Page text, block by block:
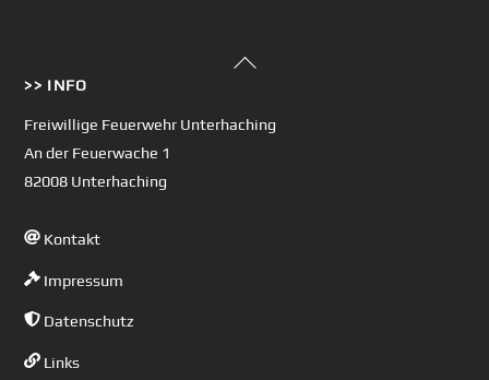
Back
>> INFO
Freiwillige Feuerwehr Unterhaching
An der Feuerwache 1
82008 Unterhaching
Kontakt
Impressum
Datenschutz
Links